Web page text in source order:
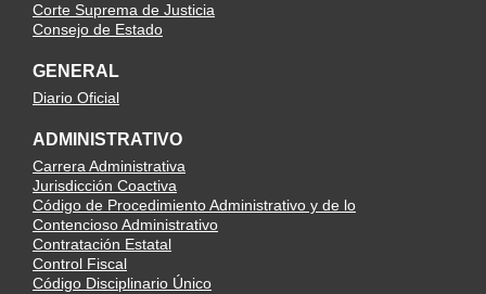
Corte Suprema de Justicia
Consejo de Estado
GENERAL
Diario Oficial
ADMINISTRATIVO
Carrera Administrativa
Jurisdicción Coactiva
Código de Procedimiento Administrativo y de lo
Contencioso Administrativo
Contratación Estatal
Control Fiscal
Código Disciplinario Único